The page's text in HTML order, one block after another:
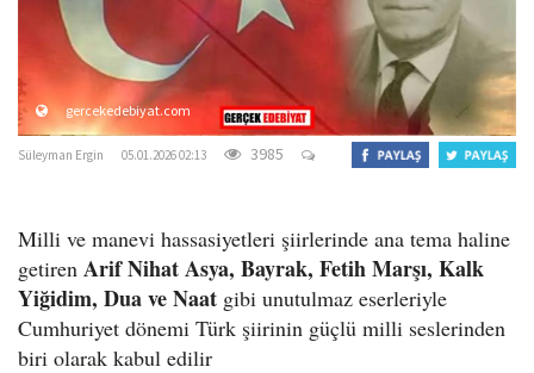
gercekedebiyat.com
Süleyman Ergin 05.01.2026 02:13 3985
Milli ve manevi hassasiyetleri şiirlerinde ana tema haline
getiren Arif Nihat Asya, Bayrak, Fetih Marşı, Kalk
Yiğidim, Dua ve Naat gibi unutulmaz eserleriyle
Cumhuriyet dönemi Türk şiirinin güçlü milli seslerinden
biri olarak kabul edilir